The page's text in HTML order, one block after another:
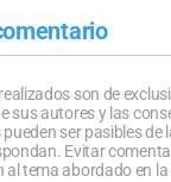
son de
sus autores y las
ser pasibles de
Evitar
al tema abordado en